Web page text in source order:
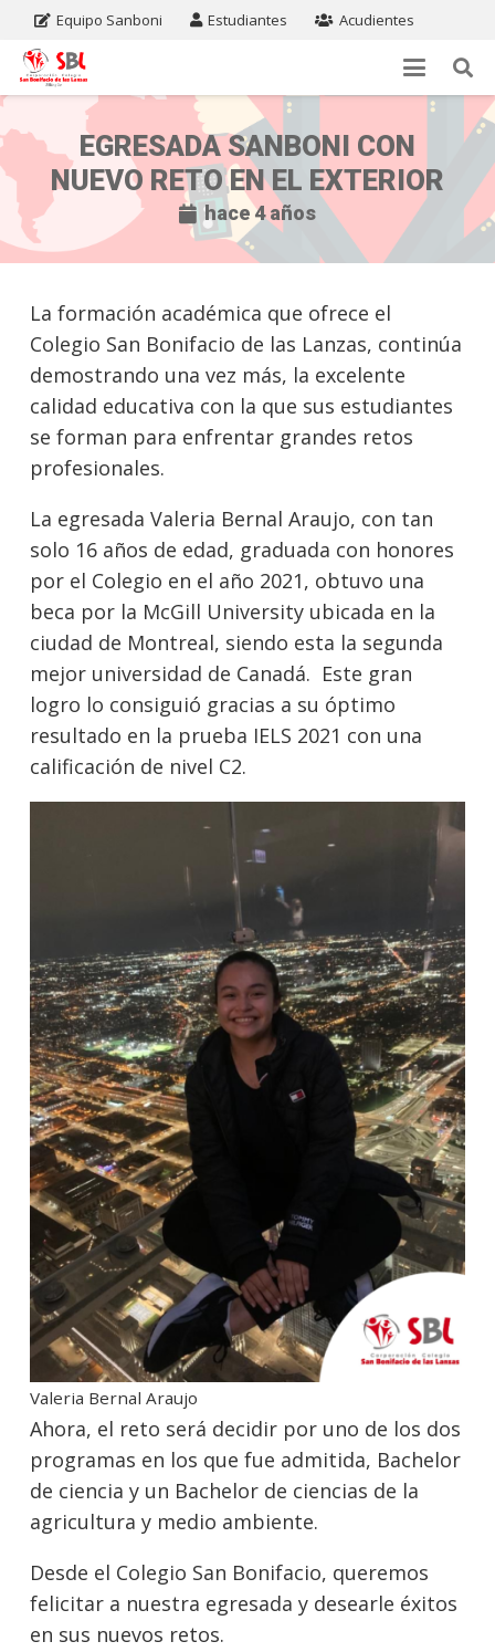
Equipo Sanboni Estudiantes Acudientes
EGRESADA SANBONI CON
NUEVO RETO EN EL EXTERIOR
hace 4 años
La formación académica que ofrece el
Colegio San Bonifacio de las Lanzas, continúa
demostrando una vez más, la excelente
calidad educativa con la que sus estudiantes
se forman para enfrentar grandes retos
profesionales.
La egresada Valeria Bernal Araujo, con tan
solo 16 años de edad, graduada con honores
por el Colegio en el año 2021, obtuvo una
beca por la McGill University ubicada en la
ciudad de Montreal, siendo esta la segunda
mejor universidad de Canadá. Este gran
logro lo consiguió gracias a su óptimo
resultado en la prueba IELS 2021 con una
calificación de nivel C2.
Valeria Bernal Araujo
Ahora, el reto será decidir por uno de los dos
programas en los que fue admitida, Bachelor
de ciencia y un Bachelor de ciencias de la
agricultura y medio ambiente.
Desde el Colegio San Bonifacio, queremos
felicitar a nuestra egresada y desearle éxitos
en sus nuevos retos.